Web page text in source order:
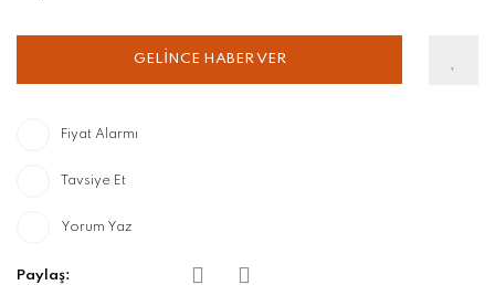
GELİNCE HABER VER
Fiyat Alarmı
Tavsiye Et
Yorum Yaz
Paylaş: